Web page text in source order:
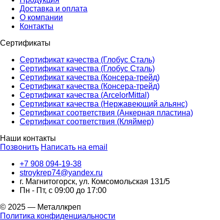
Доставка и оплата
О компании
Контакты
Сертификаты
Сертификат качества (Глобус Сталь)
Сертификат качества (Глобус Сталь)
Сертификат качества (Консера-трейд)
Сертификат качества (Консера-трейд)
Сертификат качества (ArcelorMittal)
Сертификат качества (Нержавеющий альянс)
Сертификат соответствия (Анкерная пластина)
Сертификат соответствия (Кляймер)
Наши контакты
Позвонить Написать на email
+7 908 094-19-38
stroykrep74@yandex.ru
г. Магнитогорск, ул. Комсомольская 131/5
Пн - Пт, с 09:00 до 17:00
© 2025 — Металлкреп
Политика конфиденциальности